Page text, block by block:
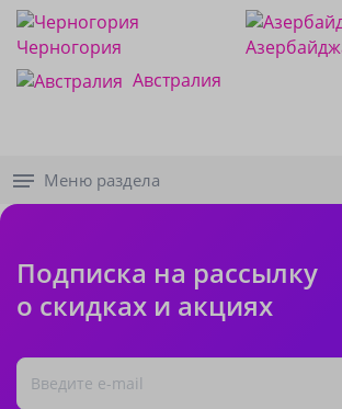
Черногория
Австралия
Меню раздела
Подписка на рассылку
о скидках и акциях